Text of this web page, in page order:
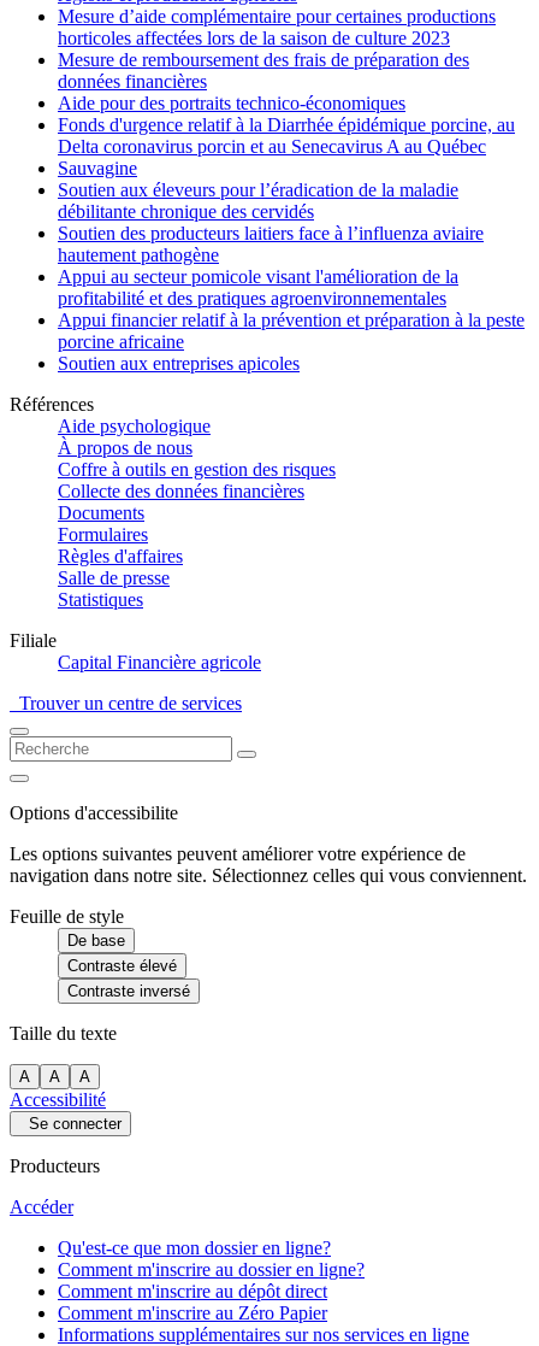
Mesure d’aide complémentaire pour certaines productions
horticoles affectées lors de la saison de culture 2023
Mesure de remboursement des frais de préparation des
données financières
Aide pour des portraits technico-économiques
Fonds d'urgence relatif à la Diarrhée épidémique porcine, au
Delta coronavirus porcin et au Senecavirus A au Québec
Sauvagine
Soutien aux éleveurs pour l’éradication de la maladie
débilitante chronique des cervidés
Soutien des producteurs laitiers face à l’influenza aviaire
hautement pathogène
Appui au secteur pomicole visant l'amélioration de la
profitabilité et des pratiques agroenvironnementales
Appui financier relatif à la prévention et préparation à la peste
porcine africaine
Soutien aux entreprises apicoles
Références
Aide psychologique
À propos de nous
Coffre à outils en gestion des risques
Collecte des données financières
Documents
Formulaires
Règles d'affaires
Salle de presse
Statistiques
Filiale
Capital Financière agricole
Trouver un centre de services
Options d'accessibilite
Les options suivantes peuvent améliorer votre expérience de
navigation dans notre site. Sélectionnez celles qui vous conviennent.
Feuille de style
De base
Contraste élevé
Contraste inversé
Taille du texte
A A A
Accessibilité
Se connecter
Producteurs
Accéder
Qu'est-ce que mon dossier en ligne?
Comment m'inscrire au dossier en ligne?
Comment m'inscrire au dépôt direct
Comment m'inscrire au Zéro Papier
Informations supplémentaires sur nos services en ligne